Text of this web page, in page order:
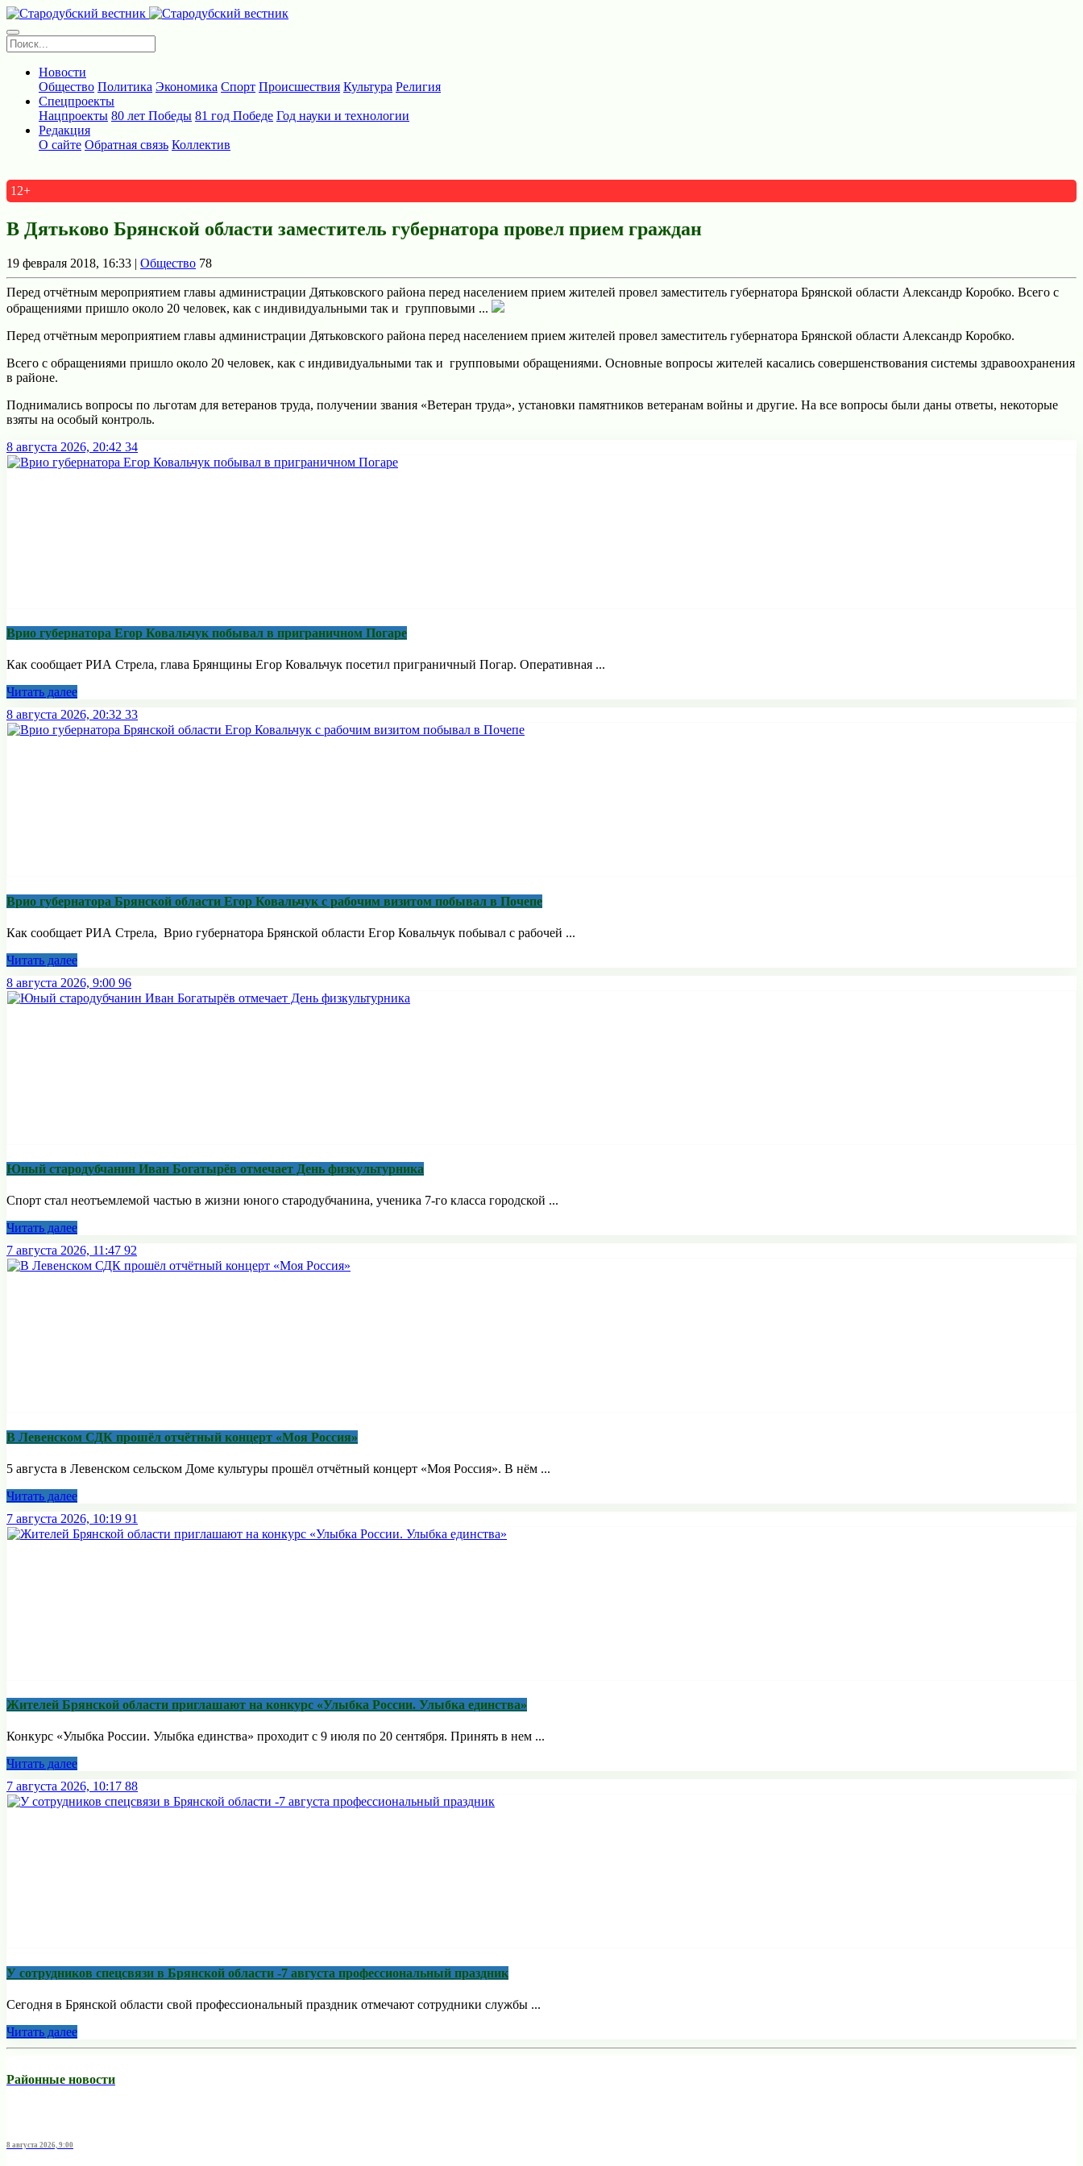
Новости
Общество Политика Экономика Спорт Происшествия Культура Религия
Спецпроекты
Нацпроекты 80 лет Победы 81 год Победе Год науки и технологии
Редакция
О сайте Обратная связь Коллектив
12+
В Дятьково Брянской области заместитель губернатора провел прием граждан
19 февраля 2018, 16:33 | Общество 78
Перед отчётным мероприятием главы администрации Дятьковского района перед населением прием жителей провел заместитель губернатора Брянской области Александр Коробко. Всего с
обращениями пришло около 20 человек, как с индивидуальными так и групповыми ...
Перед отчётным мероприятием главы администрации Дятьковского района перед населением прием жителей провел заместитель губернатора Брянской области Александр Коробко.
Всего с обращениями пришло около 20 человек, как с индивидуальными так и групповыми обращениями. Основные вопросы жителей касались совершенствования системы здравоохранения
в районе.
Поднимались вопросы по льготам для ветеранов труда, получении звания «Ветеран труда», установки памятников ветеранам войны и другие. На все вопросы были даны ответы, некоторые
взяты на особый контроль.
8 августа 2026, 20:42 34
Врио губернатора Егор Ковальчук побывал в приграничном Погаре
Как сообщает РИА Стрела, глава Брянщины Егор Ковальчук посетил приграничный Погар. Оперативная ...
Читать далее
8 августа 2026, 20:32 33
Врио губернатора Брянской области Егор Ковальчук с рабочим визитом побывал в Почепе
Как сообщает РИА Стрела, Врио губернатора Брянской области Егор Ковальчук побывал с рабочей ...
Читать далее
8 августа 2026, 9:00 96
Юный стародубчанин Иван Богатырёв отмечает День физкультурника
Спорт стал неотъемлемой частью в жизни юного стародубчанина, ученика 7-го класса городской ...
Читать далее
7 августа 2026, 11:47 92
В Левенском СДК прошёл отчётный концерт «Моя Россия»
5 августа в Левенском сельском Доме культуры прошёл отчётный концерт «Моя Россия». В нём ...
Читать далее
7 августа 2026, 10:19 91
Жителей Брянской области приглашают на конкурс «Улыбка России. Улыбка единства»
Конкурс «Улыбка России. Улыбка единства» проходит с 9 июля по 20 сентября. Принять в нем ...
Читать далее
7 августа 2026, 10:17 88
У сотрудников спецсвязи в Брянской области -7 августа профессиональный праздник
Сегодня в Брянской области свой профессиональный праздник отмечают сотрудники службы ...
Читать далее
Районные новости
8 августа 2026, 9:00